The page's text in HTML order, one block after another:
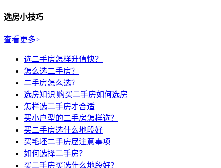
选房小技巧
查看更多>
选二手房怎样升值快？
怎么选二手房？
二手房怎么选？
选房知识|购买二手房如何选房
怎样选二手房才合适
买小户型的二手房怎样选？
买二手房选什么地段好
买毛坯二手房屋注意事项
如何选择二手房？
买二手房买选什么地段好？